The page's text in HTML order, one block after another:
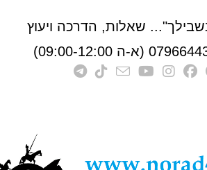
שאלות, הדרכה ויעוץ